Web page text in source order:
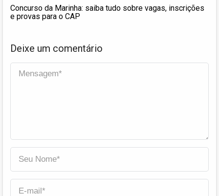
Concurso da Marinha: saiba tudo sobre vagas, inscrições
e provas para o CAP
Deixe um comentário